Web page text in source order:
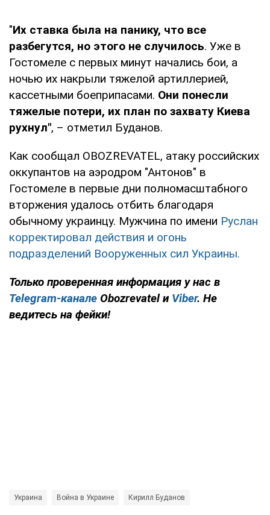
"Их ставка была на панику, что все
разбегутся, но этого не случилось. Уже в
Гостомеле с первых минут начались бои, а
ночью их накрыли тяжелой артиллерией,
кассетными боеприпасами. Они понесли
тяжелые потери, их план по захвату Киева
рухнул", – отметил Буданов.
Как сообщал OBOZREVATEL, атаку российских
оккупантов на аэродром "Антонов" в
Гостомеле в первые дни полномасштабного
вторжения удалось отбить благодаря
обычному украинцу. Мужчина по имени Руслан
корректировал действия и огонь
подразделений Вооруженных сил Украины.
Только проверенная информация у нас в
Telegram-канале Obozrevatel и Viber. Не
ведитесь на фейки!
Украина Война в Украине Кирилл Буданов